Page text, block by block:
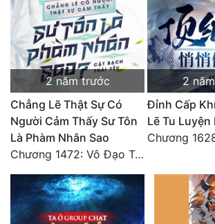
2 năm trước
Chẳng Lẽ Thật Sự Có
Người Cảm Thấy Sư Tôn
Là Phàm Nhân Sao
Chương 1472: Vô Đạo Tông (Đại kết cục)
2
Đỉnh Cấp
Lẽ Tu Luyện